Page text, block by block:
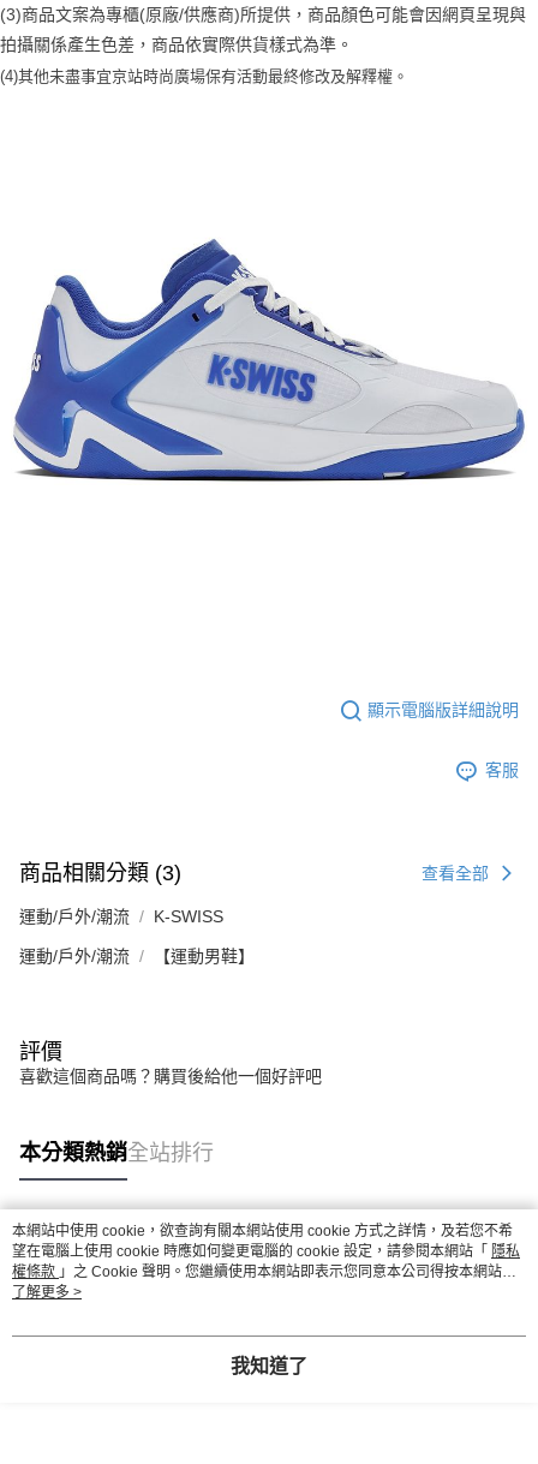
1.本服務係由「台灣大哥大股份有限公司」（以下簡稱本公司）所提供，讓
用戶於交易時，得透過本服務購買商品或服務，並由商店將買賣／分期付款
買賣價金債權讓與本公司後，依約使用本公司帳單繳交帳款。
2.基於同意付款使用「大哥付你分期」之契約關係目的，商店將以您的個人
※ 請注意：結帳手續完成當下不需立刻繳費，但若您需要取消訂單，請聯絡
購買商品的店家。未經商家同意取消之訂單仍視為有效，需透過AFTEE先享
後付繳納相關費用。
※ 交易是否成功請以「AFTEE先享後付 」之結帳頁面顯示為準，若有關於
權轉讓予恩沛科技股份有限公司。
２．關於個人資料處理事宜，請瀏覽以下網址：
https://aftee.tw/terms/#terms3
３．未成年的使用者請事先徵得法定代理人或監護人之同意方可使用
「AFTEE先享後付」，若未經同意申辦者引起之損失，本公司不負相關責
任。
４．使用「AFTEE先享後付」時，將依據個別帳號之用戶狀況，依本公司即
時審查核予不同之上限額度；若仍有額度不足之情形，本公司將視審查結果
請求用戶進行身份認證。
５．嚴禁一人註冊多個帳號或使用他人資訊註冊。若發現惡意使用之情形，
恩沛科技股份有限公司將有權停止該用戶之使用額度並採取法律行動。
宅配
每筆NT$100，滿NT$1,000(含以上)免運費
京站台北店客服中心(1F星巴克旁) 即日起不提供京站紙袋，取件時
(3)商品文案為專櫃(原廠/供應商)所提供，商品顏色可能會因網頁呈現與
拍攝關係產生色差，商品依實際供貨樣式為準。
(4)其他未盡事宜京站時尚廣場保有活動最終修改及解釋權。
顯示電腦版詳細說明
客服
商品相關分類 (3) 查看全部
運動/戶外/潮流 K-SWISS
運動/戶外/潮流 【運動男鞋】
評價
喜歡這個商品嗎？購買後給他一個好評吧
本分類熱銷全站排行
熱門標籤
本網站中使用 cookie，欲查詢有關本網站使用 cookie 方式之詳情，及若您不希
望在電腦上使用 cookie 時應如何變更電腦的 cookie 設定，請參閱本網站「 隱私
權條款 」之 Cookie 聲明。您繼續使用本網站即表示您同意本公司得按本網站使
用條款之 Cookie 聲明使用 cookie。
了解更多 >
我知道了